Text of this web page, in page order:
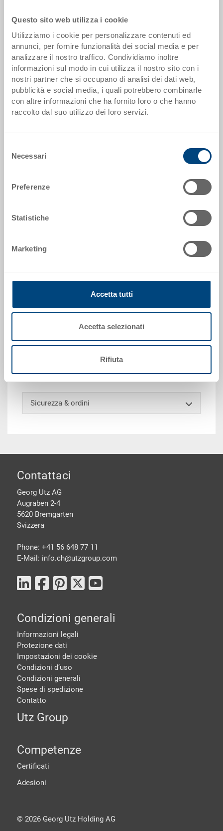
Questo sito web utilizza i cookie
Utilizziamo i cookie per personalizzare contenuti ed
annunci, per fornire funzionalità dei social media e per
analizzare il nostro traffico. Condividiamo inoltre
informazioni sul modo in cui utilizza il nostro sito con i
nostri partner che si occupano di analisi dei dati web,
pubblicità e social media, i quali potrebbero combinarle
con altre informazioni che ha fornito loro o che hanno
raccolto dal suo utilizzo dei loro servizi.
delNecessari
Preferenze
Statistiche
Marketing
Accetta tutti
Accetta selezionati
Rifiuta
Aggiungere al carrello
Quantità minima ordine: 2000 pezzi
Dati articolo
Codice
34-6426-0.7000.0101
Dimensioni esterne:
RAL7001 |
Richiedi offerta
Dati tecnici
Contenitore pieghevole, PP, grigio argento RAL7001,
esterno 600x400x260 mm, interno 556x356x257 mm,
altezza interna utile da impilato 244 mm, altezza da
impugnature passanti, senza coperchio, con
bloccaggio, area puntinata per etichette adesive, su
tutti i lati
Sicurezza & ordini
piè di pagine
Contattaci
Georg Utz AG
Augraben 2-4
5620 Bremgarten
Svizzera
Phone: +41 56 648 77 11
E-Mail: info.ch@utzgroup.com
Condizioni generali
Informazioni legali
Protezione dati
Impostazioni dei cookie
Condizioni d‘uso
Condizioni generali
Spese di spedizione
Contatto
Utz Group
Competenze
Certificati
Adesioni
© 2026Georg Utz Holding AG